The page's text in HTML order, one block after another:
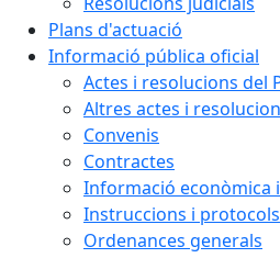
Plans d'actuació
Informació pública oficial
Actes i resolucions del
Altres actes i
Convenis
Contractes
Informació econòmica
Instruccions i protocols
Ordenances generals